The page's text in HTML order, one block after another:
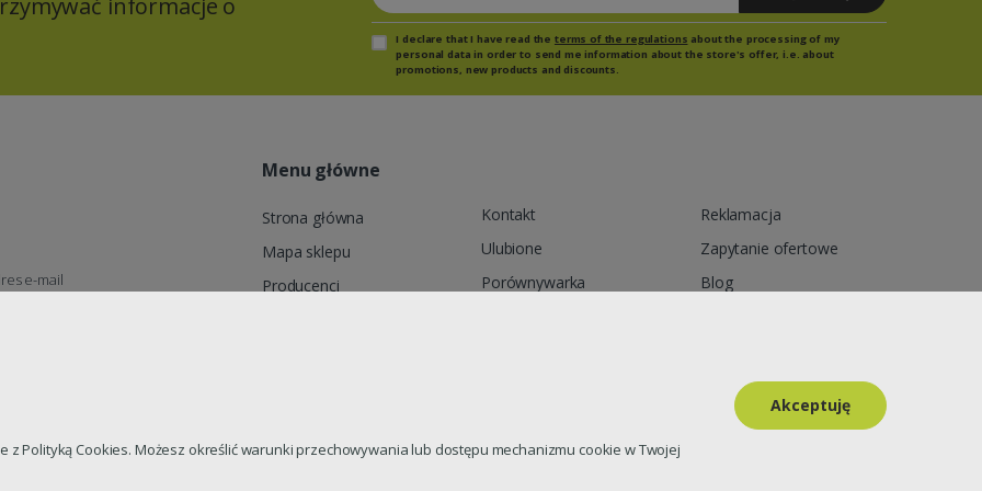
z Polityką Cookies. Możesz określić warunki przechowywania lub dostępu mechanizmu cookie w Twojej
Akceptuję
I declare that I have read the terms of the regulations about the processing of my
personal data in order to send me information about the store's offer, i.e. about
promotions, new products and discounts.
e-mail
Menu główne
Strona główna
Mapa sklepu
Producenci
Kontakt
Ulubione
Porównywarka
Reklamacja
Zapytanie ofertowe
Blog